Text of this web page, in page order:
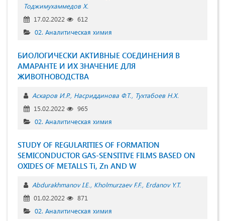
Тоджимухаммедов Х.
17.02.2022
612
02. Аналитическая химия
БИОЛОГИЧЕСКИ АКТИВНЫЕ СОЕДИНЕНИЯ В
АМАРАНТЕ И ИХ ЗНАЧЕНИЕ ДЛЯ
ЖИВОТНОВОДСТВА
Аскаров И.Р. Насриддинова Ф.Т. Тухтабоев Н.Х.
15.02.2022
965
02. Аналитическая химия
STUDY OF REGULARITIES OF FORMATION
SEMICONDUCTOR GAS-SENSITIVE FILMS BASED ON
OXIDES OF METALLS Ti, Zn AND W
Abdurakhmanov I.E. Kholmurzaev F.F. Erdanov Y.T.
01.02.2022
871
02. Аналитическая химия